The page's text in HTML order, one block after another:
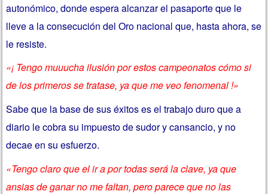
autonómico, donde espera alcanzar el pasaporte que le
lleve a la consecución del Oro nacional que, hasta ahora, se
le resiste.
«¡ Tengo muuucha ilusión por estos campeonatos cómo si
de los primeros se tratase, ya que me veo fenomenal !»
Sabe que la base de sus éxitos es el trabajo duro que a
diario le cobra su impuesto de sudor y cansancio, y no
decae en su esfuerzo.
«Tengo claro que el ir a por todas será la clave, ya que
ansias de ganar no me faltan, pero parece que no las